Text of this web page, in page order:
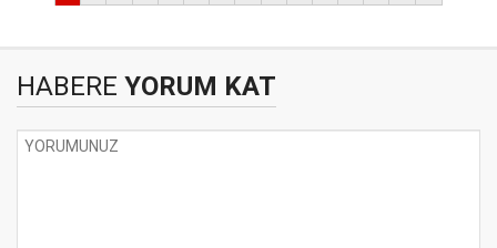
HABERE YORUM KAT